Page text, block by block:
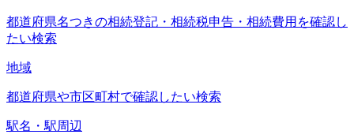
都道府県名つきの相続登記・相続税申告・相続費用を確認し
たい検索
地域
都道府県や市区町村で確認したい検索
駅名・駅周辺